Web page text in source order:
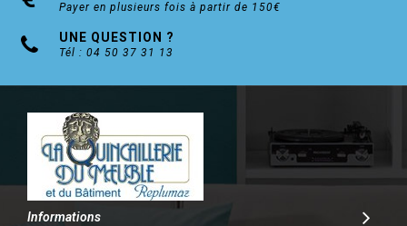
Payer en plusieurs fois à partir de 150€
UNE QUESTION ?
Tél : 04 50 37 31 13
Informations